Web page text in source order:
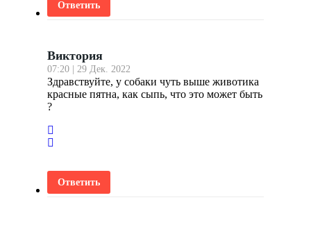
Ответить
Виктория
07:20 | 29 Дек. 2022
Здравствуйте, у собаки чуть выше животика
красные пятна, как сыпь, что это может быть
?
Ответить